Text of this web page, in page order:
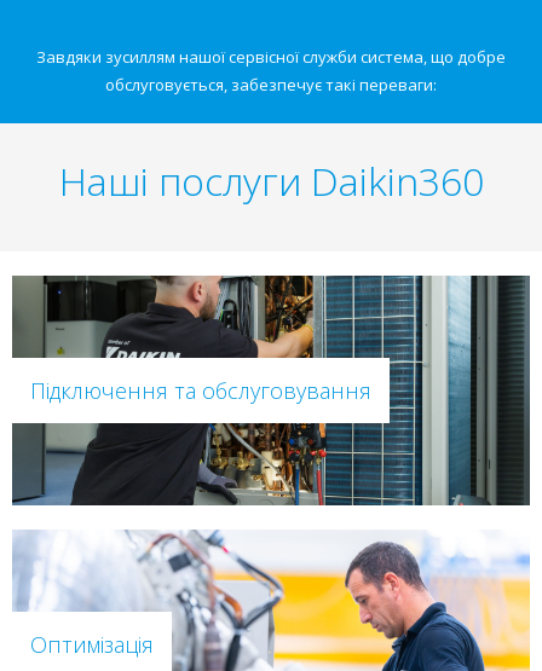
Завдяки зусиллям нашої сервісної служби система, що добре
обслуговується, забезпечує такі переваги:
Наші послуги Daikin360
Підключення та обслуговування
Оптимізація